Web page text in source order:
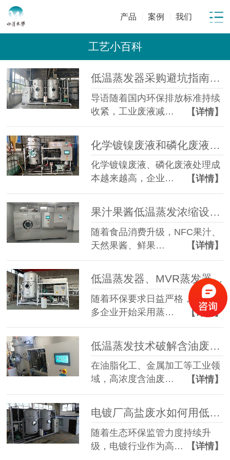
产品 案例 我们
工艺小百科
低温蒸发器采购避坑指南：工业废水蒸发设备选型10大坑
导语随着国内环保排放标准持续
收紧，工业废液减…
【详情】
化学镀镍废液、磷化废液处理成
本越来越高，企业…
【详情】
果汁果酱低温蒸发浓缩设备选型指南：六大核心因素全面解析
随着食品消费升级，NFC果汁、
天然果酱、鲜果…
【详情】
低温蒸发器、MVR蒸发器、三效蒸发器这么多蒸发器，到底该如何选择？
随着环保要求日益严格，越来越
多企业开始采用蒸…
【详情】
在油脂化工、金属加工等工业领
域，高浓度含油废…
【详情】
电镀厂高盐废水如何用低温蒸发器实现零排放？完整工艺解析
随着生态环保监管力度持续升
级，电镀行业作为高…
【详情】